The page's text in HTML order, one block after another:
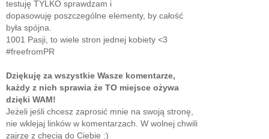
testuję TYLKO sprawdzam i
dopasowuję poszczególne elementy, by całość
była spójna.
1001 Pasji, to wiele stron jednej kobiety <3
#freefromPR
Dziękuję za wszystkie Wasze komentarze,
każdy z nich sprawia że TO miejsce ożywa
dzięki WAM!
Jeżeli jeśli chcesz zaprosić mnie na swoją stronę,
nie wklejaj linków w komentarzach. W wolnej chwili
zajrzę z chęcią do Ciebie :)